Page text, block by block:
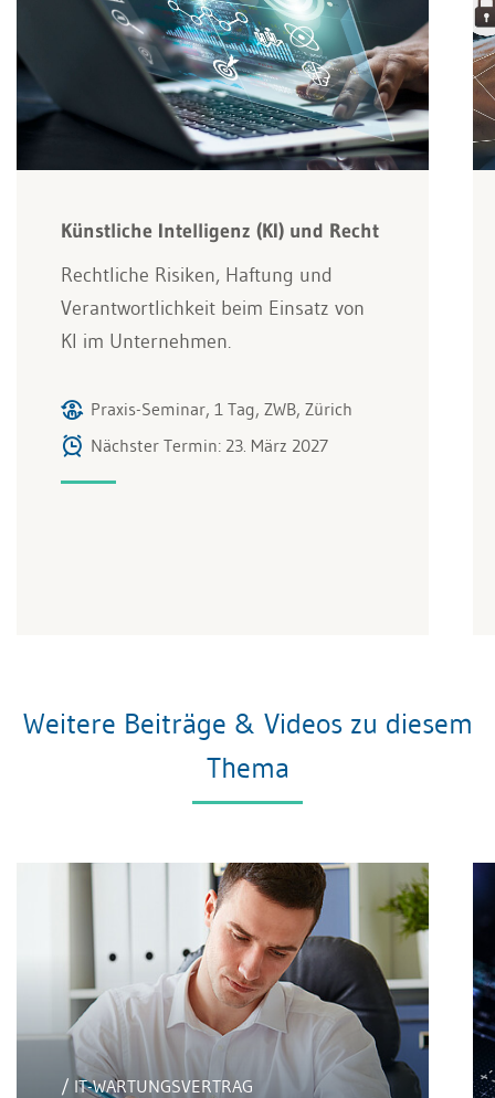
Künstliche Intelligenz (KI) und Recht
Rechtliche Risiken, Haftung und
Verantwortlichkeit beim Einsatz von
KI im Unternehmen.
Praxis-Seminar, 1 Tag, ZWB, Zürich
Nächster Termin: 23. März 2027
Weitere Beiträge & Videos zu diesem
Thema
/ IT-WARTUNGSVERTRAG